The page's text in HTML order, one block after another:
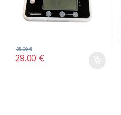
29.00€
35.00€